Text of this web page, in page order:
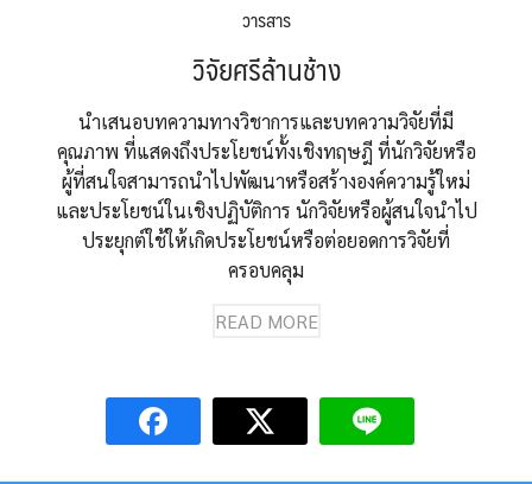
วารสาร
วิจัยศรีล้านช้าง
นำเสนอบทความทางวิชาการและบทความวิจัยที่มี
คุณภาพ ที่แสดงถึงประโยชน์ทั้งเชิงทฤษฎี ที่นักวิจัยหรือ
ผู้ที่สนใจสามารถนำไปพัฒนาหรือสร้างองค์ความรู้ใหม่
และประโยชน์ในเชิงปฏิบัติการ นักวิจัยหรือผู้สนใจนำไป
ประยุกต์ใช้ให้เกิดประโยชน์หรือต่อยอดการวิจัยที่
ครอบคลุม
READ MORE